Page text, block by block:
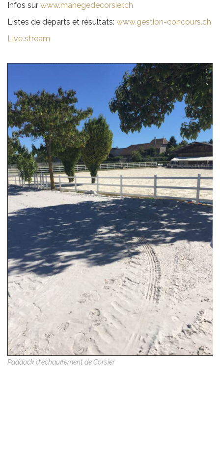
Infos sur www.manegedecorsier.ch
Listes de départs et résultats: www.gestion-concours.ch
Live stream
Paddock d'échauffement de Corsier